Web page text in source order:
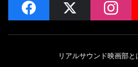
facebook
リアルサウンド映画部と